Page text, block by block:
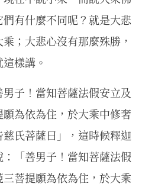
有什麼不同呢？就是大悲
；大悲心沒有那麼殊勝，
樣講。
子！當知菩薩法假安立及
為依為住，於大乘中修奢
氏菩薩曰」，這時候釋迦
「善男子！當知菩薩法假
菩提願為依為住，於大乘